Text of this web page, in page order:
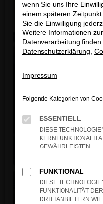
wenn Sie uns Ihre
einem späteren
Sie die Einwilligung
Weitere Informationen
Datenverarbeitung finden
Datenschutzerklärung
Impressum
Folgende Kategorien von
ESSENTIELL
DIESE
GEWÄHRLEISTEN.
FUNKTIONAL
DIESE
FUNKTIONALITÄT
DRITTANBIETERN